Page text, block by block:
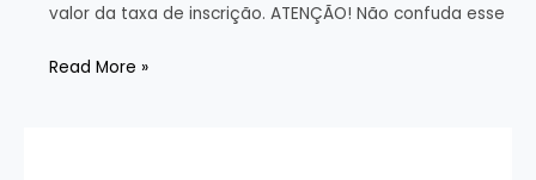
valor da taxa de inscrição. ATENÇÃO! Não confuda esse
Concurso
Read More »